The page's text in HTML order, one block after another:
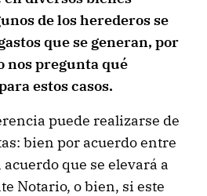
de los herederos se
que se generan, por
nos pregunta qué
estos casos.
puede realizarse de
bien por acuerdo entre
que se elevará a
Notario, o bien, si este